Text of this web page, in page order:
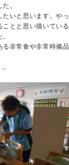
。
いと思います。や
ことと思い描いてい
る非常食や非常時備